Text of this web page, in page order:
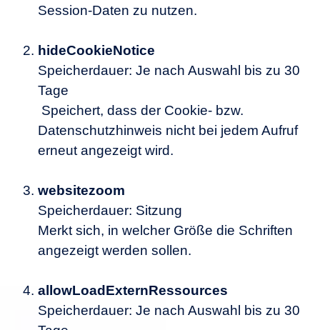
Session-Daten zu nutzen.
hideCookieNotice
Speicherdauer: Je nach Auswahl bis zu 30
Tage
Speichert, dass der Cookie- bzw.
Datenschutzhinweis nicht bei jedem Aufruf
erneut angezeigt wird.
websitezoom
Speicherdauer: Sitzung
Merkt sich, in welcher Größe die Schriften
angezeigt werden sollen.
allowLoadExternRessources
Speicherdauer: Je nach Auswahl bis zu 30